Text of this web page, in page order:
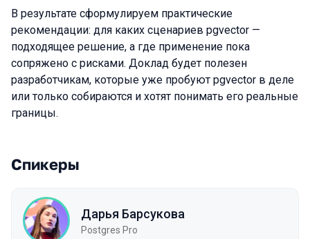
В результате сформулируем практические
рекомендации: для каких сценариев pgvector —
подходящее решение, а где применение пока
сопряжено с рисками. Доклад будет полезен
разработчикам, которые уже пробуют pgvector в деле
или только собираются и хотят понимать его реальные
границы.
Спикеры
Дарья Барсукова
Postgres Pro